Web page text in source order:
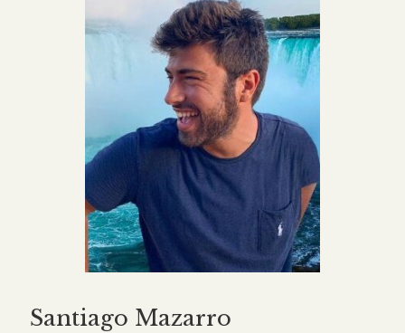
Santiago Mazarro